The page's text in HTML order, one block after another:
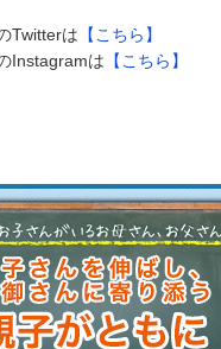
Twitterは 【こちら】
Instagramは 【こちら】